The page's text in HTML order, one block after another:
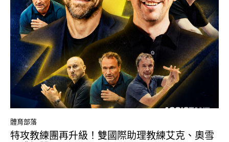
體育部落
特攻教練團再升級！雙國際助理教練艾克、奧雪